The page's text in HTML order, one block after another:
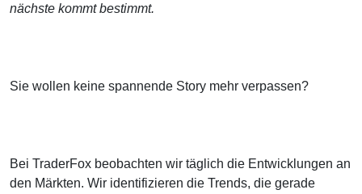
nächste kommt bestimmt.
Sie wollen keine spannende Story mehr verpassen?
Bei TraderFox beobachten wir täglich die Entwicklungen an
den Märkten. Wir identifizieren die Trends, die gerade